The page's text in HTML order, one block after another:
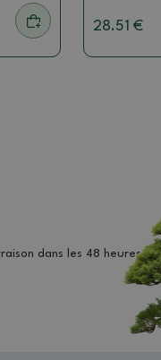
28.51 €
dans les 48 heures